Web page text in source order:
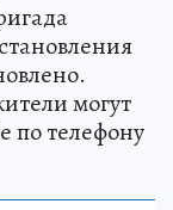
могут
по телефону